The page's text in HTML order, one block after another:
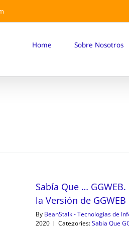
Home Sobre Nosotros
Sabía Que …
la Versión de GGWEB
By BeanStalk - Tecnologias de
2020 | Categories:Sabia Que